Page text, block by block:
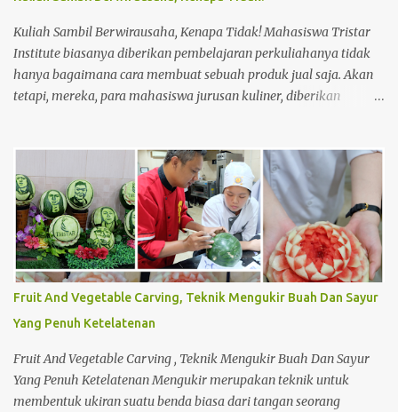
Kuliah Sambil Berwirausaha, Kenapa Tidak! Mahasiswa Tristar
Institute biasanya diberikan pembelajaran perkuliahanya tidak
hanya bagaimana cara membuat sebuah produk jual saja. Akan
tetapi, mereka, para mahasiswa jurusan kuliner, diberikan
bawah seperti usaha kecil menengah (UKM). Seperti halnya,
membuat perencanaan, strategi penjualan hingga perhitungan
harga produk dalam membuat sebuah produk jual. Saat mereka
masih menjadi mahasiswa, ada salah satu mata kuliah yang
mempelajari menjadi wirausahawan. Sekaligus mempraktikanya
langsung di lapangan. Sehingga mereka dapat merasakan
bagaimana menjadi seorang wirausahawan sebenarnya. Dan tak
sedikit, mahasiswa yang sudah mempelajari perkuliahan
tersebut ingin segera melakukannya sendiri. Meskipun mereka
masih berstatus mahasiswa di Tristar Institute, mereka berani
untuk menjual suatu produk hasi...
Fruit And Vegetable Carving, Teknik Mengukir Buah Dan Sayur
Yang Penuh Ketelatenan
Fruit And Vegetable Carving , Teknik Mengukir Buah Dan Sayur
Yang Penuh Ketelatenan Mengukir merupakan teknik untuk
membentuk ukiran suatu benda biasa dari tangan seorang